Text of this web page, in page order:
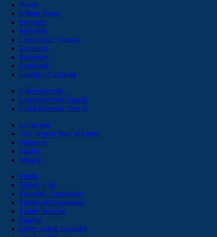
News
Ultime News
Infortuni
Interviste
Conferenze Stampa
Esclusive
Rubriche
Editoriali
Gossip e Curiosità
Calciomercato
Calciomercato Napoli
Calciomercato Serie A
La società
SSC Napoli Hall of Fame
Palmares
Stadio
Maglia
Partite
Diretta Live
Probabili Formazioni
Partite più importanti
Partite Storiche
Pagelle
Dove vedere la partita